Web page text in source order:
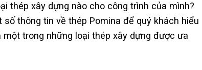
thép xây dựng nào cho công trình của mình?
thông tin về thép Pomina để quý khách hiểu
trong những loại thép xây dựng được ưa